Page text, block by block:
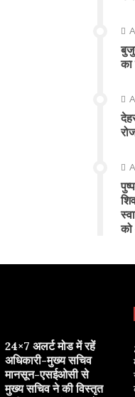
का
को
24×7 अलर्ट मोड में रहें
अधिकारी-मुख्य सचिव
मानसून-एसईओसी से
मुख्य सचिव ने की विस्तृत